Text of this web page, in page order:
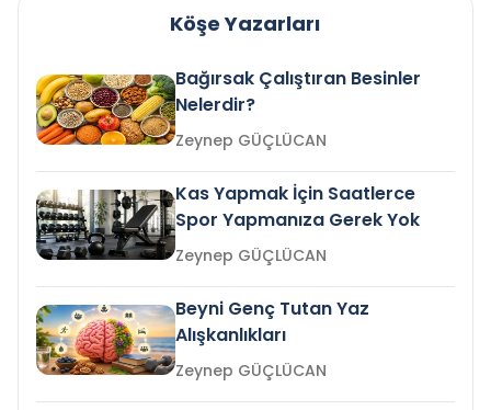
Köşe Yazarları
Bağırsak Çalıştıran Besinler
Nelerdir?
Zeynep GÜÇLÜCAN
Kas Yapmak İçin Saatlerce
Spor Yapmanıza Gerek Yok
Zeynep GÜÇLÜCAN
Beyni Genç Tutan Yaz
Alışkanlıkları
Zeynep GÜÇLÜCAN